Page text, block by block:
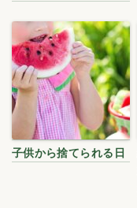
子供から捨てられる日